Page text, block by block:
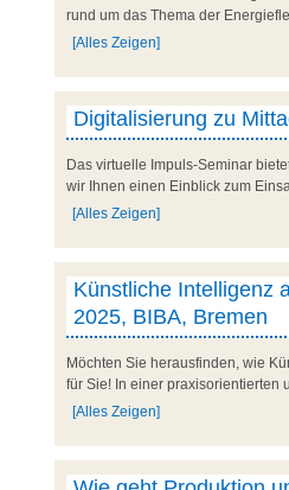
rund um das Thema der
[Alles Zeigen]
Digitalisierung zu
Das virtuelle Impuls-Seminar
wir Ihnen einen Einblick zum
[Alles Zeigen]
Künstliche Intelligenz
2025, BIBA, Bremen
Möchten Sie herausfinden, wie
für Sie! In einer praxisorientierten
[Alles Zeigen]